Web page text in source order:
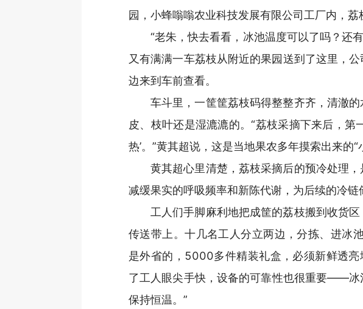
园，小蜂嗡嗡农业科技发展有限公司工厂内，荔
“老朱，快去看看，冰池温度可以了吗？还
又有满满一车荔枝从附近的果园送到了这里，
边来到车前查看。
车斗里，一筐筐荔枝码得整整齐齐，清澈
皮、枝叶还是湿漉漉的。“荔枝采摘下来后，第
热’。”黄其超说，这是当地果农多年摸索出来的“
黄其超心里清楚，荔枝采摘后的预冷处理
减缓果实的呼吸频率和新陈代谢，为后续的冷链
工人们手脚麻利地把成筐的荔枝搬到收货
传送带上。十几名工人分立两边，分拣、进冰
是外省的，5000多件精装礼盒，必须新鲜透亮
了工人眼尖手快，设备的可靠性也很重要——冰
保持恒温。”